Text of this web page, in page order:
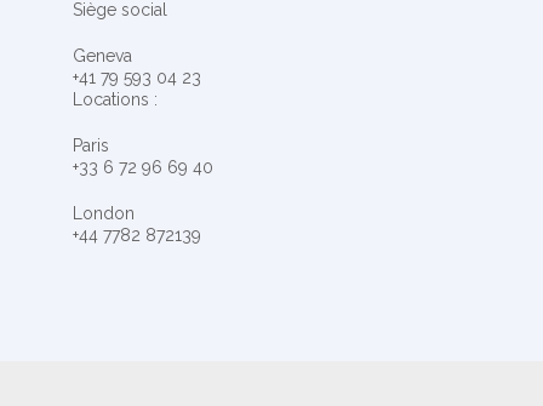
Siège social
Geneva
+41 79 593 04 23
Locations :
Paris
+33 6 72 96 69 40
London
+44 7782 872139